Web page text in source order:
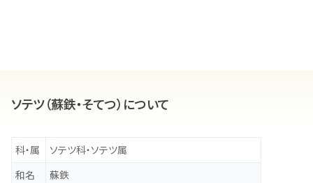
ソテツ（蘇鉄・そてつ）について
科・属
ソテツ科・ソテツ属
和名
蘇鉄